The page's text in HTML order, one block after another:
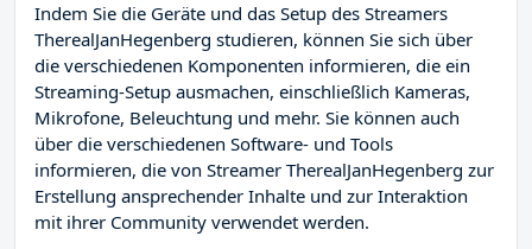
Indem Sie die Geräte und das Setup des Streamers
TherealJanHegenberg studieren, können Sie sich über
die verschiedenen Komponenten informieren, die ein
Streaming-Setup ausmachen, einschließlich Kameras,
Mikrofone, Beleuchtung und mehr. Sie können auch
über die verschiedenen Software- und Tools
informieren, die von Streamer TherealJanHegenberg zur
Erstellung ansprechender Inhalte und zur Interaktion
mit ihrer Community verwendet werden.